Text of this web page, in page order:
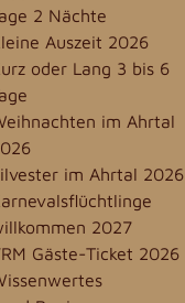
2 Nächte
Auszeit 2026
oder Lang 3 bis 6
im Ahrtal
im Ahrtal 2026
2027
Gäste-Ticket 2026